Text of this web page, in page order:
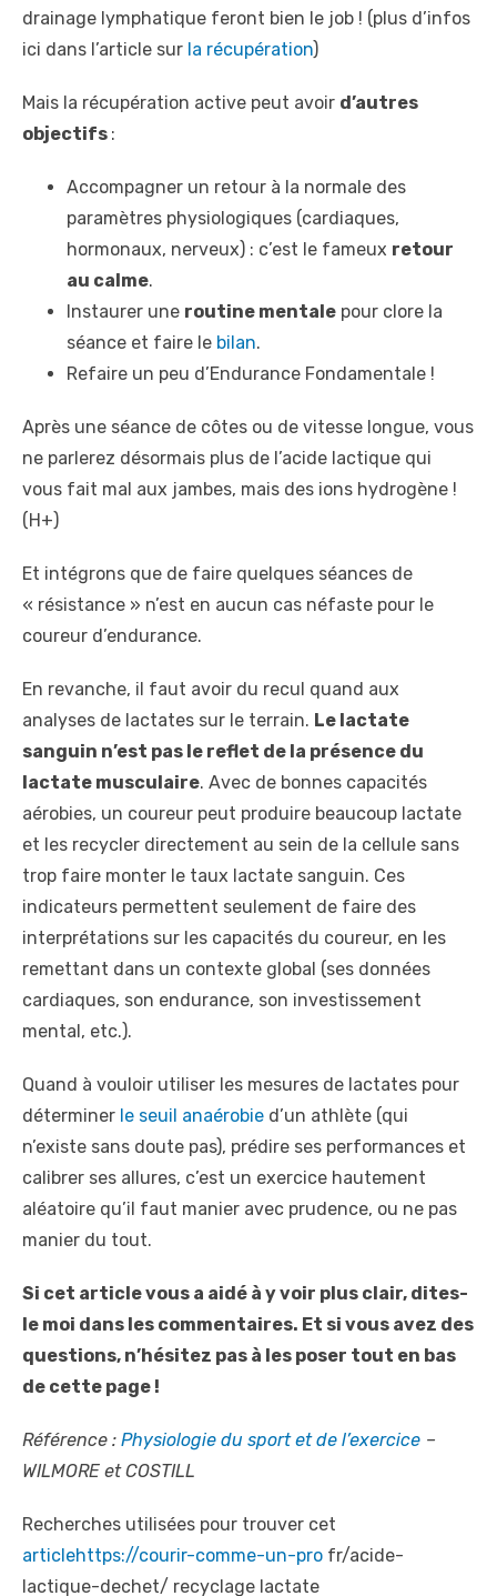
drainage lymphatique feront bien le job ! (plus d’infos
ici dans l’article sur la récupération)
Mais la récupération active peut avoir d’autres
objectifs :
Accompagner un retour à la normale des
paramètres physiologiques (cardiaques,
hormonaux, nerveux) : c’est le fameux retour
au calme.
Instaurer une routine mentale pour clore la
séance et faire le bilan.
Refaire un peu d’Endurance Fondamentale !
Après une séance de côtes ou de vitesse longue, vous
ne parlerez désormais plus de l’acide lactique qui
vous fait mal aux jambes, mais des ions hydrogène !
(H+)
Et intégrons que de faire quelques séances de
« résistance » n’est en aucun cas néfaste pour le
coureur d’endurance.
En revanche, il faut avoir du recul quand aux
analyses de lactates sur le terrain. Le lactate
sanguin n’est pas le reflet de la présence du
lactate musculaire. Avec de bonnes capacités
aérobies, un coureur peut produire beaucoup lactate
et les recycler directement au sein de la cellule sans
trop faire monter le taux lactate sanguin. Ces
indicateurs permettent seulement de faire des
interprétations sur les capacités du coureur, en les
remettant dans un contexte global (ses données
cardiaques, son endurance, son investissement
mental, etc.).
Quand à vouloir utiliser les mesures de lactates pour
déterminer le seuil anaérobie d’un athlète (qui
n’existe sans doute pas), prédire ses performances et
calibrer ses allures, c’est un exercice hautement
aléatoire qu’il faut manier avec prudence, ou ne pas
manier du tout.
Si cet article vous a aidé à y voir plus clair, dites-
le moi dans les commentaires. Et si vous avez des
questions, n’hésitez pas à les poser tout en bas
de cette page !
Référence : Physiologie du sport et de l’exercice –
WILMORE et COSTILL
Recherches utilisées pour trouver cet
articlehttps://courir-comme-un-pro fr/acide-
lactique-dechet/ recyclage lactate